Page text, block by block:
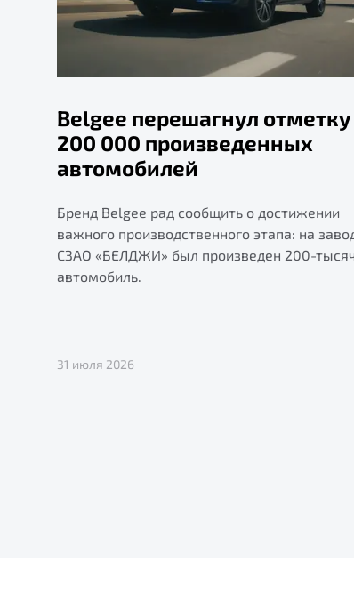
Belgee перешагнул отметку
200 000 произведенных
автомобилей
Бренд Belgee рад сообщить о достижении
важного производственного этапа: на
СЗАО «БЕЛДЖИ» был произведен 200-
автомобиль.
31 июля 2026